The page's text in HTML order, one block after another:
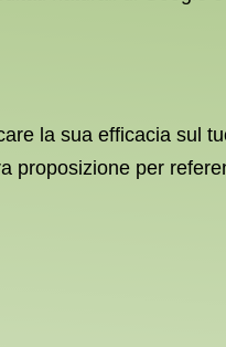
la sua efficacia sul
proposizione per